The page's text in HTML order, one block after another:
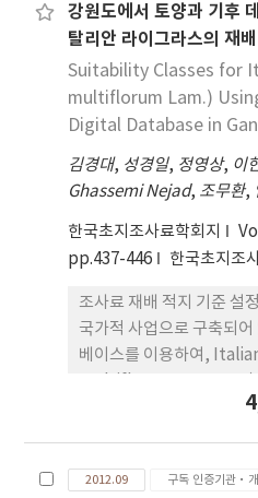
강원도에서 토양과 기후
탈리안 라이그라스의 재
Suitability Classes for
multiflorum Lam.)
Digital Database in
김경대, 성경일, 정영상, 이
Ghassemi Nejad, 조무환,
한국초지조사료학회지
pp.437-446
한국초지조
조사료 재배 적지 기준 설
국가적 사업으로 구축되
베이스를 이용하여,
재배 가능 지역을 분류하
토양물리성인 토성, 배수,
2012.09 구독 인증기관·